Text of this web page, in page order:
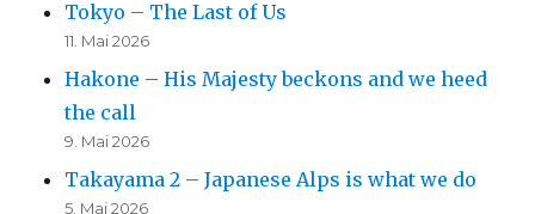
Tokyo – The Last of Us
11. Mai 2026
Hakone – His Majesty beckons and we heed
the call
9. Mai 2026
Takayama 2 – Japanese Alps is what we do
5. Mai 2026